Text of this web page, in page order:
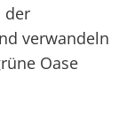
der
verwandeln
Oase